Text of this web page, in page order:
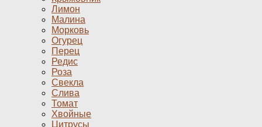
Лимон
Малина
Морковь
Огурец
Перец
Редис
Роза
Свекла
Слива
Томат
Хвойные
Цитрусы